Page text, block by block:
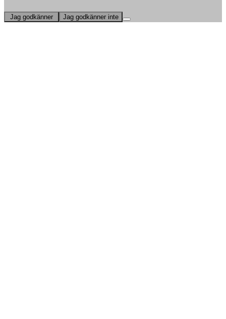
Jag godkänner Jag godkänner inte